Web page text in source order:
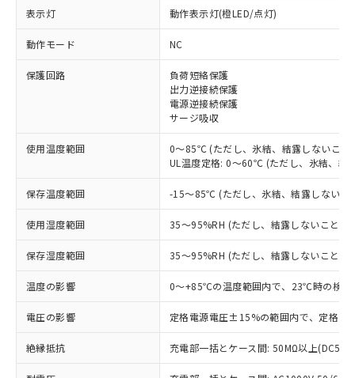
表示灯 動作表示灯(橙LED/点灯)
動作モード NC
保護回路
負荷短絡保護
出力逆接続保護
電源逆接続保護
サージ吸収
使用温度範囲
0～85℃ (ただし、氷結、結露しないこと)
UL温度定格: 0～60℃ (ただし、氷結、結
保存温度範囲 -15～85℃ (ただし、氷結、結露しないこ
使用湿度範囲 35～95%RH (ただし、結露しないこと)
保存湿度範囲 35～95%RH (ただし、結露しないこと)
温度の影響 0～+85℃の温度範囲内で、23℃時の検
電圧の影響 定格電源電圧±15%の範囲内で、定格電
絶縁抵抗 充電部一括とケース間: 50MΩ以上
ご利用条件
以下の条件をお読みいただき、同意のうえ
ご利用ください。
商品の当社在庫状況および標準価格
(税抜)を提供させていただくもので
当社制御機器事業取扱商品の中には、
本サービスの対象外となる商品もある
ことをご了承ください。
在庫状況および標準価格照会結果は、
対応済み：EU RoHS指令（10物質）の
非含有に対応した製品が提供可能な商品で
有に対応した製品に切り替える予定のある
対応予定なし：EU RoHS指令（10物質）の
非含有に非対応の商品で、対応品を出す予
定はありません。
調査・確認中：EU RoHS指令（10物質）の
非含有の対応状況を調査中または確認中の
非該当品：ライセンス料など無形物で、有
害物質有無と関係のない商品です。
仕入先様の事情により、非含有部品として
むを得ず変更することがあります。
※1 中国RoHS○×表
「○」：最大均質材料含有率が中国RoHSの
基準値以下であることを示します。
「×」：最大均質材料含有率が中国RoHSの
基準値を超えていることを示します。
「－」：未確認です。当社販売部門へお問
当社は、これら貴社製品のうち、外国